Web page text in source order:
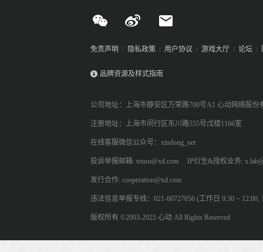
免责声明 隐私政策 用户协议 游戏大厅 论坛
品牌资源及样式指南
公司地址：上海市静安区万荣路700号A1 心动网络股份
注册地址：上海市闵行区东川路555号戊楼1166室
在线客服微信公众号：xindong_net
投诉举报邮箱: tousu@xd.com IP衍生&授权业务:
发行合作: cooperation@xd.com
违法信息举报专线：021-60727056 (工作日 9:30 ~ 12:00,
版权所有 ©2003-2025 心动 All Rights Reserved